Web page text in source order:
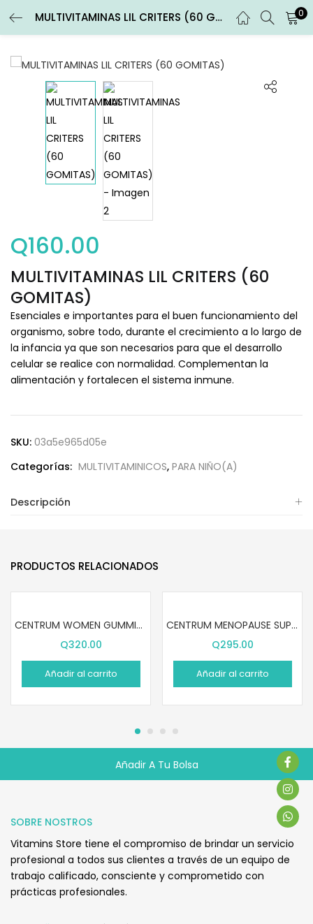
MULTIVITAMINAS LIL CRITERS (60 GOMITAS) 0
MULTIVITAMINAS LIL CRITERS (60
GOMITAS)
Q160.00
Esenciales e importantes para el buen funcionamiento del
organismo, sobre todo, durante el crecimiento a lo largo de
la infancia ya que son necesarios para que el desarrollo
celular se realice con normalidad. Complementan la
alimentación y fortalecen el sistema inmune.
Q160.00
Añadir A Tu Bolsa
SKU: 03a5e965d05e
Categorías: MULTIVITAMINICOS, PARA NIÑO(A)
Descripción
PRODUCTOS RELACIONADOS
CENTRUM WOMEN GUMMIES (170 GOMITAS)
Q320.00
Añadir al carrito
CENTRUM MENOPAUSE SUPPORT (30 PASTILLAS)
Q295.00
Añadir al carrito
SOBRE NOSTROS
Vitamins Store tiene el compromiso de brindar un servicio
profesional a todos sus clientes a través de un equipo de
trabajo calificado, consciente y comprometido con
prácticas profesionales.
ENTRAR REGISTRARSE
Introduce tu nombre de usuario y contraseña para iniciar
Recuérdame